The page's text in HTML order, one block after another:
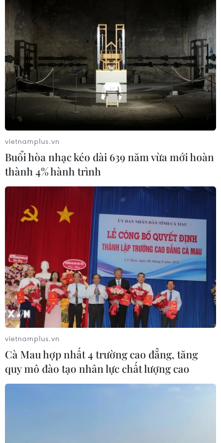
Nhật Bản thúc đẩy phát triển lò phản
ứng modul cỡ nhỏ
05/08/2026 04:59
Mỹ mở rộng hỗ trợ Nhật Bản bảo vệ
đồng yen nhằm ổn định kinh tế châu
Trung Quốc tăng cường trấn áp tội
phạm có tổ chức
Điều gì chờ đợi đồng yen sau cái bắt
04/08/2026 14:11
ASC 2026: Tiếp lửa đam mê khoa học
cho thế hệ trẻ Việt Nam
Ngành Trí tuệ Nhân tạo của Trung
vietnamplus.vn
Buổi hòa nhạc kéo dài 639 năm vừa mới hoàn
thành 4% hành trình
vietnamplus.vn
Cà Mau hợp nhất 4 trường cao đẳng, tăng
quy mô đào tạo nhân lực chất lượng cao